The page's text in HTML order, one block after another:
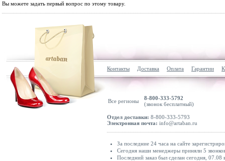
Вы можете задать первый вопрос по этому товару.
Контакты Доставка Оплата Гарантии
Все регионы
8-800-333-5792
(звонок бесплатный)
Отдел доставки: 8-800-333-5793
Электронная почта: info@artaban.ru
За последние 24 часа на сайте
Сегодня наши менеджеры приняли 5
Последний заказ был сделан сегодня,